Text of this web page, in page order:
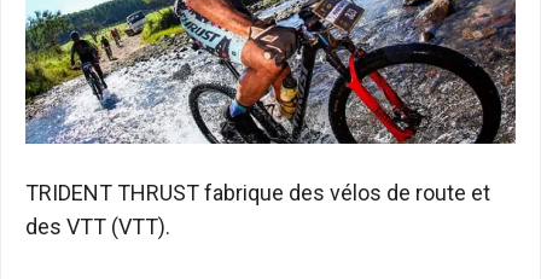
TRIDENT THRUST fabrique des vélos de route et
des VTT (VTT).